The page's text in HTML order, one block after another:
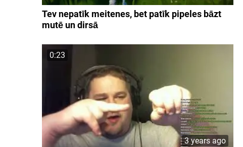
Tev nepatīk meitenes, bet patīk pipeles bāzt
mutē un dirsā
0:23
3 years ago